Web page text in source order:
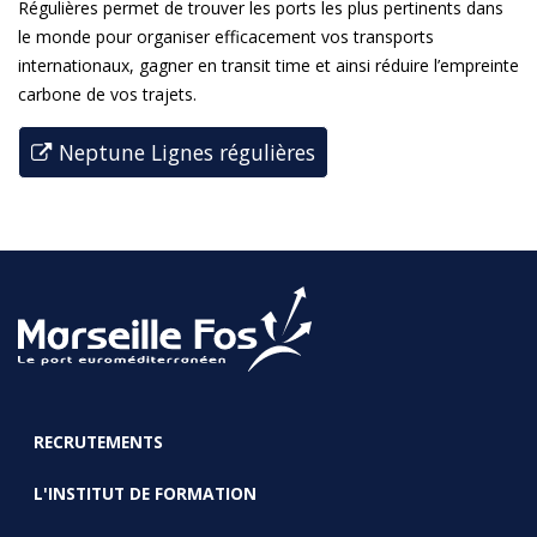
Régulières permet de trouver les ports les plus pertinents dans
le monde pour organiser efficacement vos transports
internationaux, gagner en transit time et ainsi réduire l’empreinte
carbone de vos trajets.
Neptune Lignes régulières
FOOTER
RECRUTEMENTS
L'INSTITUT DE FORMATION